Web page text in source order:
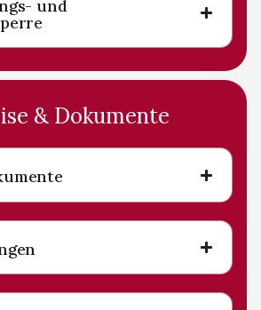
und
& Dokumente